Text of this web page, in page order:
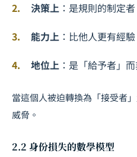
決策上 ：是規則的制定者
能力上 ：比他人更有經
地位上 ：是「給予者」
當這個人被迫轉換為「接受者
威脅。
2.2 身份損失的數學模型